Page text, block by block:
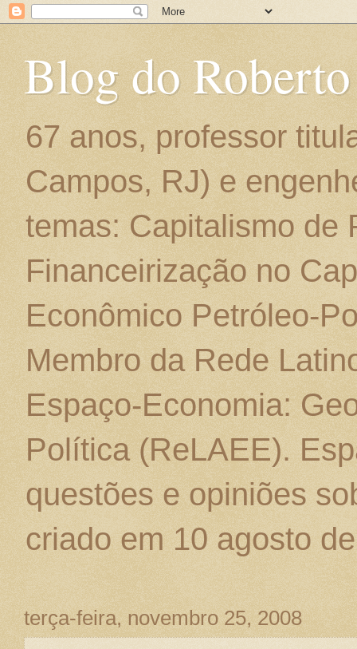
Blog do
67 anos, professor
Campos, RJ) e
temas: Capitalismo de
Financeirização no
Econômico Petróleo-
Membro da Rede
Espaço-Economia:
Política (ReLAEE).
questões e opiniões
criado em 10 agosto
terça-feira, novembro 25, 2008